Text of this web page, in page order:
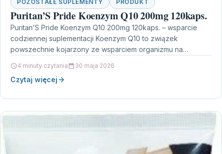
POZOSTAŁE SUPLEMENTY PRODUKT
Puritan’S Pride Koenzym Q10 200mg 120kaps.
Puritan’S Pride Koenzym Q10 200mg 120kaps. – wsparcie
codziennej suplementacji Koenzym Q10 to związek
powszechnie kojarzony ze wsparciem organizmu na
4 minuty czytania 30 maja 2026
Czytaj więcej